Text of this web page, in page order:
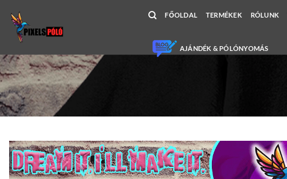
content
FŐOLDAL TERMÉKEK RÓLUNK
AJÁNDÉK & PÓLÓNYOMÁS